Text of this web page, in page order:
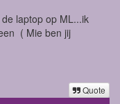
laptop op ML...ik
( Mie ben jij
Quote